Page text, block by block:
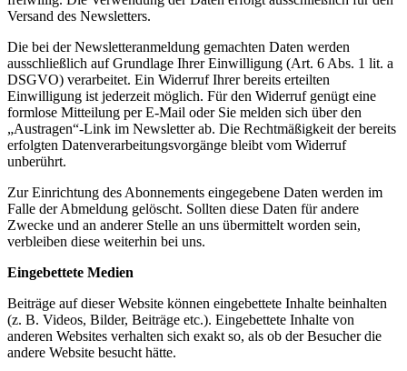
Versand des Newsletters.
Die bei der Newsletteranmeldung gemachten Daten werden
ausschließlich auf Grundlage Ihrer Einwilligung (Art. 6 Abs. 1 lit. a
DSGVO) verarbeitet. Ein Widerruf Ihrer bereits erteilten
Einwilligung ist jederzeit möglich. Für den Widerruf genügt eine
formlose Mitteilung per E-Mail oder Sie melden sich über den
„Austragen“-Link im Newsletter ab. Die Rechtmäßigkeit der bereits
erfolgten Datenverarbeitungsvorgänge bleibt vom Widerruf
unberührt.
Zur Einrichtung des Abonnements eingegebene Daten werden im
Falle der Abmeldung gelöscht. Sollten diese Daten für andere
Zwecke und an anderer Stelle an uns übermittelt worden sein,
verbleiben diese weiterhin bei uns.
Eingebettete Medien
Beiträge auf dieser Website können eingebettete Inhalte beinhalten
(z. B. Videos, Bilder, Beiträge etc.). Eingebettete Inhalte von
anderen Websites verhalten sich exakt so, als ob der Besucher die
andere Website besucht hätte.